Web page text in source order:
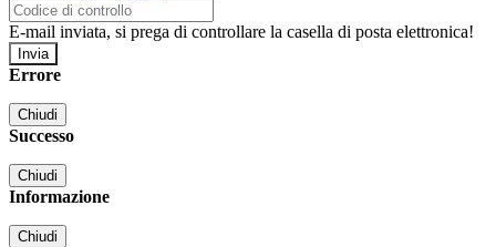
E-mail inviata, si prega di controllare la casella di posta elettronica!
Errore
Chiudi
Successo
Chiudi
Informazione
Chiudi